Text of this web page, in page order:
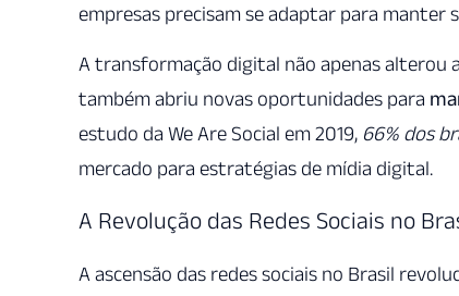
empresas precisam se adaptar para manter
A transformação digital não apenas alterou
também abriu novas oportunidades para
estudo da We Are Social em 2019, 66% dos
mercado para estratégias de mídia digital.
A Revolução das Redes Sociais no
A ascensão das redes sociais no Brasil